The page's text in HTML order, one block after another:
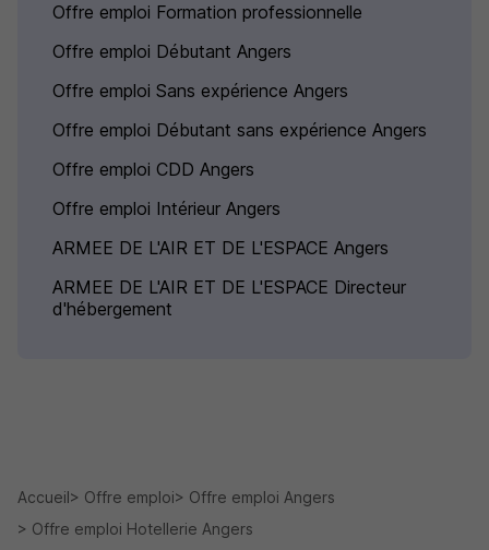
Offre emploi Formation professionnelle
Offre emploi Débutant Angers
Offre emploi Sans expérience Angers
Offre emploi Débutant sans expérience Angers
Offre emploi CDD Angers
Offre emploi Intérieur Angers
ARMEE DE L'AIR ET DE L'ESPACE Angers
ARMEE DE L'AIR ET DE L'ESPACE Directeur
d'hébergement
Accueil Offre emploi
Offre emploi Angers
Offre emploi Hotellerie Angers